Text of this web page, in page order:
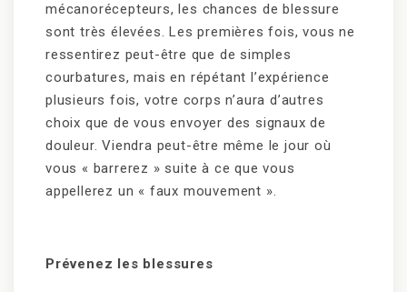
mécanorécepteurs, les chances de blessure
sont très élevées. Les premières fois, vous ne
ressentirez peut-être que de simples
courbatures, mais en répétant l’expérience
plusieurs fois, votre corps n’aura d’autres
choix que de vous envoyer des signaux de
douleur. Viendra peut-être même le jour où
vous « barrerez » suite à ce que vous
appellerez un « faux mouvement ».
Prévenez les blessures